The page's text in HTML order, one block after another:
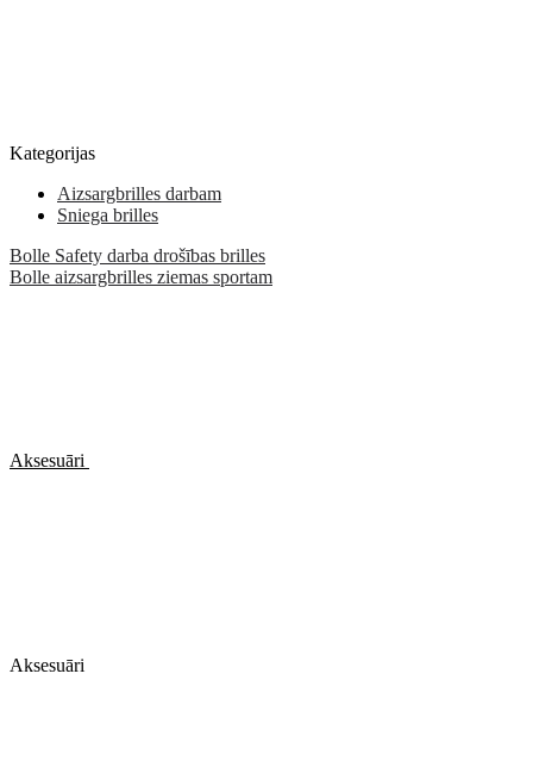
Kategorijas
Aizsargbrilles darbam
Sniega brilles
Bolle Safety darba drošības brilles
Bolle aizsargbrilles ziemas sportam
Aksesuāri
Aksesuāri